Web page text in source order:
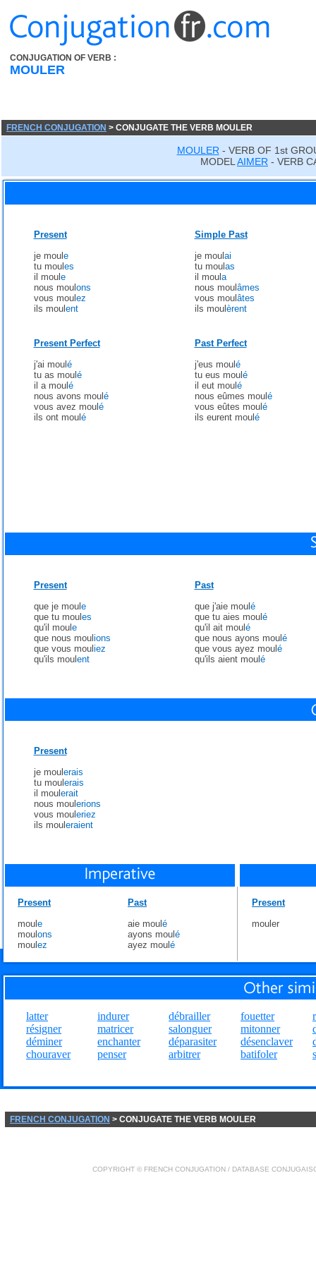
CONJUGATION OF VERB :
MOULER
FRENCH CONJUGATION > CONJUGATE THE VERB MOULER
MOULER - VERB OF 1st
MODEL AIMER - VERB
Present
je moul e
tu moul es
il moul e
nous moul ons
vous moul ez
ils moul ent
Simple Past
je moul ai
tu moul as
il moul a
nous moul âmes
vous moul âtes
ils moul èrent
Present Perfect
j'ai moul é
tu as moul é
il a moul é
nous avons moul é
vous avez moul é
ils ont moul é
Past Perfect
j'eus moul é
tu eus moul é
il eut moul é
nous eûmes moul é
vous eûtes moul é
ils eurent moul é
Present
que je moul e
que tu moul es
qu'il moul e
que nous moul ions
que vous moul iez
qu'ils moul ent
Past
que j'aie moul é
que tu aies moul é
qu'il ait moul é
que nous ayons moul é
que vous ayez moul é
qu'ils aient moul é
Present
je moul erais
tu moul erais
il moul erait
nous moul erions
vous moul eriez
ils moul eraient
Present
moul e
moul ons
moul ez
Past
aie moul é
ayons moul é
ayez moul é
Present
mouler
latter
résigner
déminer
chouraver
indurer
matricer
enchanter
penser
débrailler
salonguer
déparasiter
arbitrer
fouetter
mitonner
désenclaver
batifoler
FRENCH CONJUGATION > CONJUGATE THE VERB MOULER
COPYRIGHT © FRENCH CONJUGATION / DATABASE